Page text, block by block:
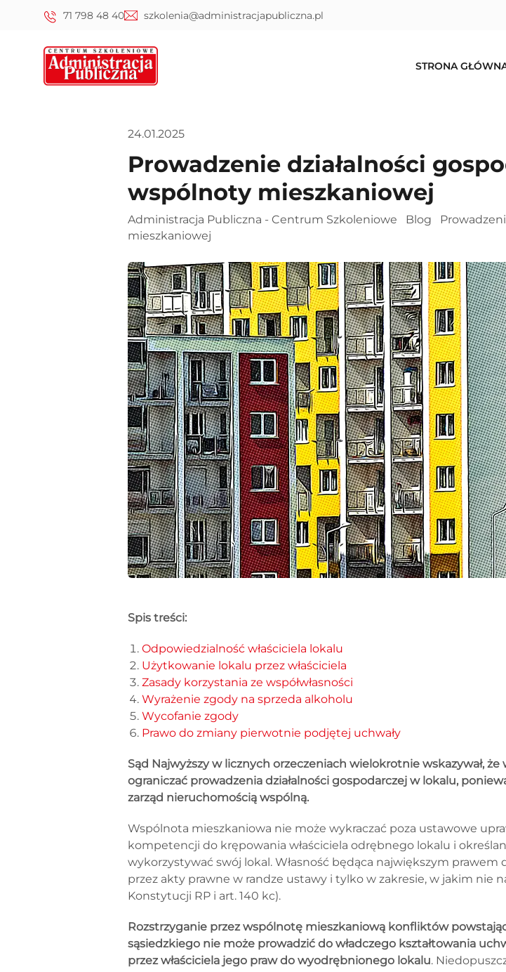
71 798 48 40 szkolenia@administracjapubliczna.pl
STRONA
24.01.2025
Prowadzenie działalności
wspólnoty mieszkaniowej
Administracja Publiczna - Centrum Szkoleniowe Blog
mieszkaniowej
Spis treści:
Odpowiedzialność właściciela lokalu
Użytkowanie lokalu przez właściciela
Zasady korzystania ze współwłasności
Wyrażenie zgody na sprzeda alkoholu
Wycofanie zgody
Prawo do zmiany pierwotnie podjętej uchwały
Sąd Najwyższy w licznych orzeczeniach wielokrotnie wskazywał,
ograniczać prowadzenia działalności gospodarczej w lokalu,
zarząd nieruchomością wspólną.
Wspólnota mieszkaniowa nie może wykraczać poza ustawowe
kompetencji do krępowania właściciela odrębnego lokalu i
wykorzystywać swój lokal. Własność będąca największym
przez akty prawne w randze ustawy i tylko w zakresie, w jakim nie
Konstytucji RP i art. 140 kc).
Rozstrzyganie przez wspólnotę mieszkaniową konfliktów
sąsiedzkiego nie może prowadzić do władczego kształtowania
przez właściciela jego praw do wyodrębnionego lokalu.